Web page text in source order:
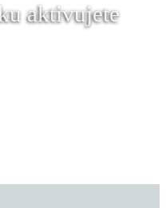
aktivujete